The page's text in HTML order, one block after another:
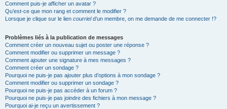
Comment puis-je afficher un avatar ?
Qu’est-ce que mon rang et comment le modifier ?
Lorsque je clique sur le lien courrield’un membre, on me demande de me connecter !?
Problèmes liés à la publication de messages
Comment créer un nouveau sujet ou poster une réponse ?
Comment modifier ou supprimer un message ?
Comment ajouter une signature à mes messages ?
Comment créer un sondage ?
Pourquoi ne puis-je pas ajouter plus d’options à mon sondage ?
Comment modifier ou supprimer un sondage ?
Pourquoi ne puis-je pas accéder à un forum ?
Pourquoi ne puis-je pas joindre des fichiers à mon message ?
Pourquoi ai-je reçu un avertissement ?